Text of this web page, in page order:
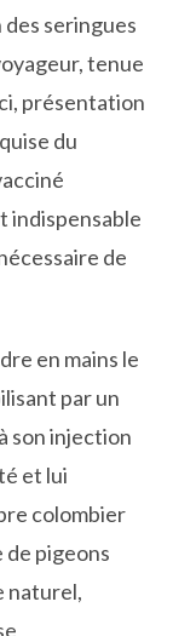
seringues
tenue
présentation
du
indispensable
de
en mains le
par un
son injection
et lui
colombier
pigeons
naturel,